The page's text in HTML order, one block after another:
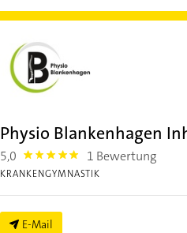
Physio Blankenhagen
5,0 5.0 1 Bewertung
KRANKENGYMNASTIK
E-Mail